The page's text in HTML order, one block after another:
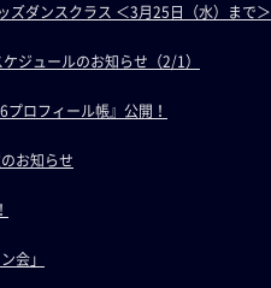
ズダンスクラス ＜3月25日（水）まで＞
ジュールのお知らせ（2/1）
プロフィール帳』公開！
お知らせ
会」